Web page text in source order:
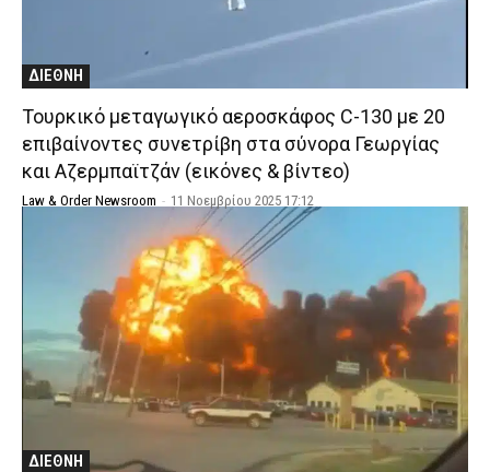
ΔΙΕΘΝΗ
Τουρκικό μεταγωγικό αεροσκάφος C-130 με 20
επιβαίνοντες συνετρίβη στα σύνορα Γεωργίας
και Αζερμπαϊτζάν (εικόνες & βίντεο)
Law & Order Newsroom - 11 Νοεμβρίου 2025 17:12
ΔΙΕΘΝΗ